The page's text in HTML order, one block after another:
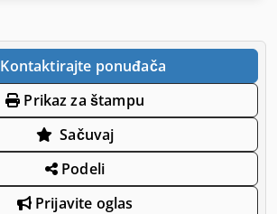
Kontaktirajte ponuđača
Prikaz za štampu
Sačuvaj
Podeli
Prijavite oglas